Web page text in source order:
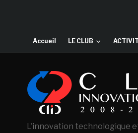
Accueil LE CLUB
L'innovation technologique